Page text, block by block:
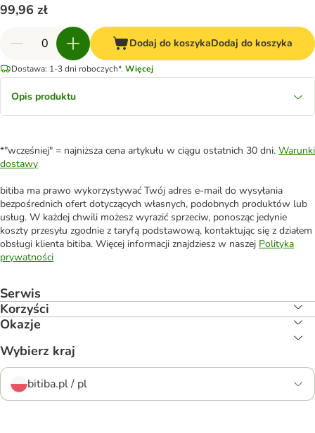
99,96 zł
Dodaj do koszykaDodaj do koszyka
Dostawa: 1-3 dni roboczych*. Więcej
Opis produktu
*"wcześniej" = najniższa cena artykułu w ciągu ostatnich 30 dni. Warunki
dostawy
bitiba ma prawo wykorzystywać Twój adres e-mail do wysyłania
bezpośrednich ofert dotyczących własnych, podobnych produktów lub
usług. W każdej chwili możesz wyrazić sprzeciw, ponosząc jedynie
koszty przesyłu zgodnie z taryfą podstawową, kontaktując się z działem
obsługi klienta bitiba. Więcej informacji znajdziesz w naszej Polityka
prywatności
Serwis
Korzyści
Okazje
Wybierz kraj
bitiba.pl / pl